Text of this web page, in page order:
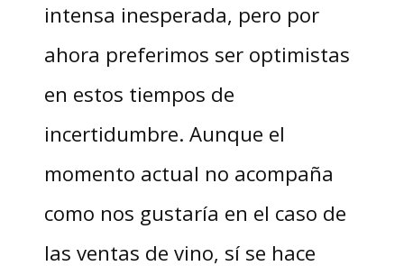
intensa inesperada, pero por
ahora preferimos ser optimistas
en estos tiempos de
incertidumbre. Aunque el
momento actual no acompaña
como nos gustaría en el caso de
las ventas de vino, sí se hace